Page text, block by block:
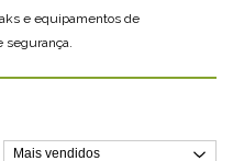
e equipamentos de
segurança.